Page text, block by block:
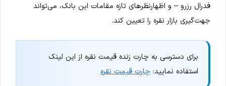
فدرال رزرو – و اظهارنظرهای تازه مقامات این بانک، می‌تواند
جهت‌گیری بازار نقره را تعیین کند.
برای دسترسی به چارت زنده قیمت نقره از این لینک
استفاده نمایید: چارت قیمت نقره